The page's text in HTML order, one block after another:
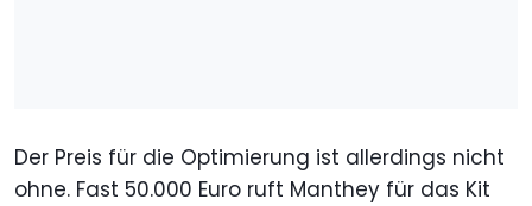
Der Preis für die Optimierung ist allerdings nicht
ohne. Fast 50.000 Euro ruft Manthey für das Kit